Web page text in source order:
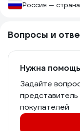
Россия —
Вопросы и
Нужна
Задайте
покупателей